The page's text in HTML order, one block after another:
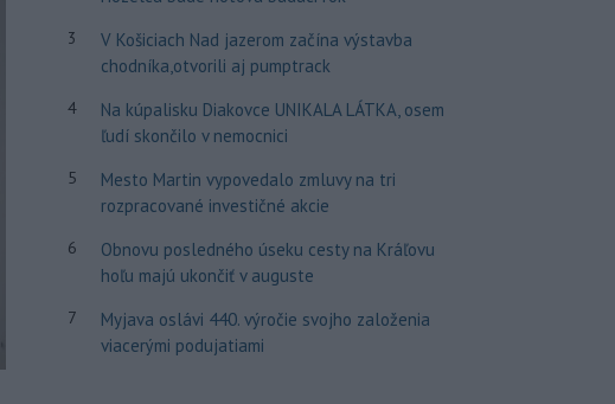
3
V Košiciach Nad jazerom začína výstavba
chodníka,otvorili aj pumptrack
4
Na kúpalisku Diakovce UNIKALA LÁTKA, osem
ľudí skončilo v nemocnici
5
Mesto Martin vypovedalo zmluvy na tri
rozpracované investičné akcie
6
Obnovu posledného úseku cesty na Kráľovu
hoľu majú ukončiť v auguste
7
Myjava oslávi 440. výročie svojho založenia
viacerými podujatiami